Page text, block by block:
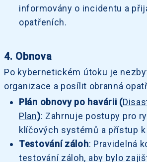
informovány o incidentu a
opatřeních.
4. Obnova
Po kybernetickém útoku je
organizace a posílit obranná
Plán obnovy po havárii (
Plan): Zahrnuje postupy pro
klíčových systémů a přístup
Testování záloh: Pravidelná
testování záloh, aby bylo